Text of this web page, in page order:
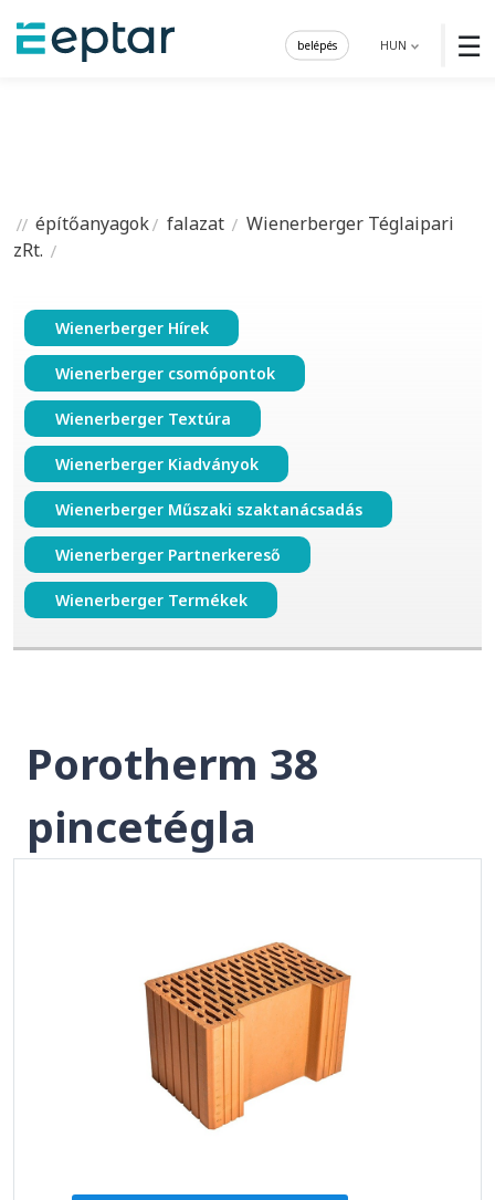
☰
HUN
belépés
építőanyagok falazat
Wienerberger Téglaipari
zRt.
Wienerberger Hírek
Wienerberger csomópontok
Wienerberger Textúra
Wienerberger Kiadványok
Wienerberger Műszaki szaktanácsadás
Wienerberger Partnerkereső
Wienerberger Termékek
Porotherm 38
pincetégla